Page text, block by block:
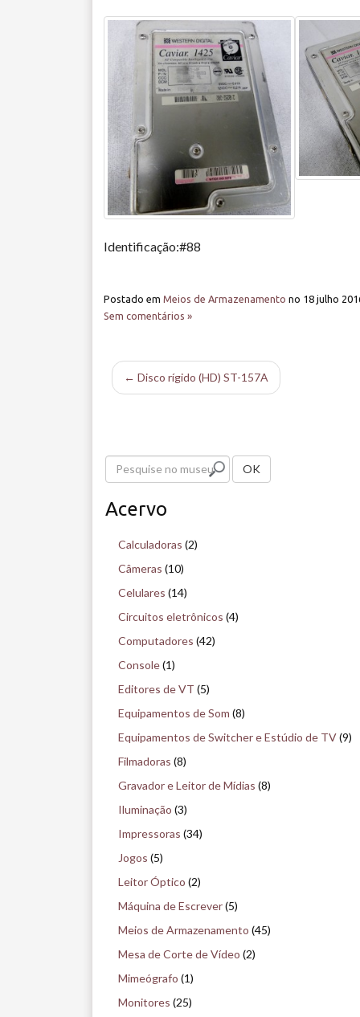
Identificação:#88
Postado em Meios de Armazenamento no 18 julho
Sem comentários »
← Disco rígido (HD) ST-157A
s
OK
Acervo
Calculadoras (2)
Câmeras (10)
Celulares (14)
Circuitos eletrônicos (4)
Computadores (42)
Console(1)
Editores de VT (5)
Equipamentos de Som (8)
Equipamentos de Switcher e Estúdio de TV(9)
Filmadoras (8)
Gravador e Leitor de Mídias (8)
Iluminação (3)
Impressoras (34)
Jogos (5)
Leitor Óptico (2)
Máquina de Escrever(5)
Meios de Armazenamento (45)
Mesa de Corte de Vídeo (2)
Mimeógrafo (1)
Monitores (25)